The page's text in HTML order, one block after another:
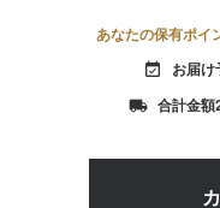
あなたの保有ポイ
event_available お届
local_shipping 合計金額